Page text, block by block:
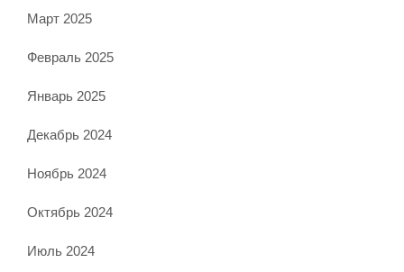
Март 2025
Февраль 2025
Январь 2025
Декабрь 2024
Ноябрь 2024
Октябрь 2024
Июль 2024